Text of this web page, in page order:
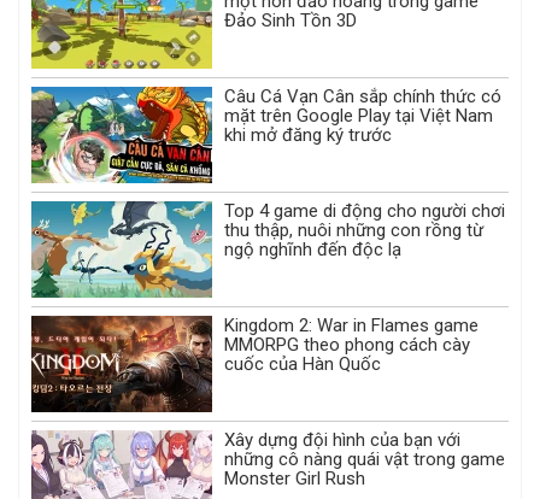
Đảo Sinh Tồn 3D
Câu Cá Vạn Cân sắp chính thức có
mặt trên Google Play tại Việt Nam
khi mở đăng ký trước
Top 4 game di động cho người chơi
thu thập, nuôi những con rồng từ
ngộ nghĩnh đến độc lạ
Kingdom 2: War in Flames game
MMORPG theo phong cách cày
cuốc của Hàn Quốc
Xây dựng đội hình của bạn với
những cô nàng quái vật trong game
Monster Girl Rush